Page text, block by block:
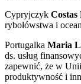
Cypryjczyk Costas
rybołówstwa i
Portugalka Maria
ds. usług
zapewnić, że w
produktywność i